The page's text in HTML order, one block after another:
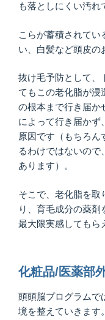
も落としにくい汚れ
こらが蓄積されてい
い、白髪など頭皮の
抜け毛予防として、
てもこの老化脂が浸
の根本まで行き届か
によって行き届かず
原因です（もちろん
るわけではないの
あります）。
そこで、老化脂を取
り、育毛成分の薬
最大限実感してもら
化粧品/医薬部
頭頭脳プログラムで
境を整えていきます